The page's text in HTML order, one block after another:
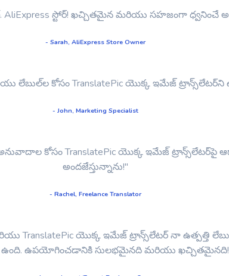
AliExpress స్టోర్! ఖచ్చితమైన మరియు సహజంగా
- Sarah, AliExpress Store Owner
లేబుల్‌ల కోసం TranslatePic యొక్క ఇమేజ్
- John, Marketing Specialist
కోసం TranslatePic యొక్క ఇమేజ్ ట్రాన్స్‌లేటర్‌పై
అందజేస్తున్నాను!"
- Rachel, Freelance Translator
TranslatePic యొక్క ఇమేజ్ ట్రాన్స్‌లేటర్ నా ఉత్పత్తి
ఉపయోగించడానికి సులభమైనది మరియు